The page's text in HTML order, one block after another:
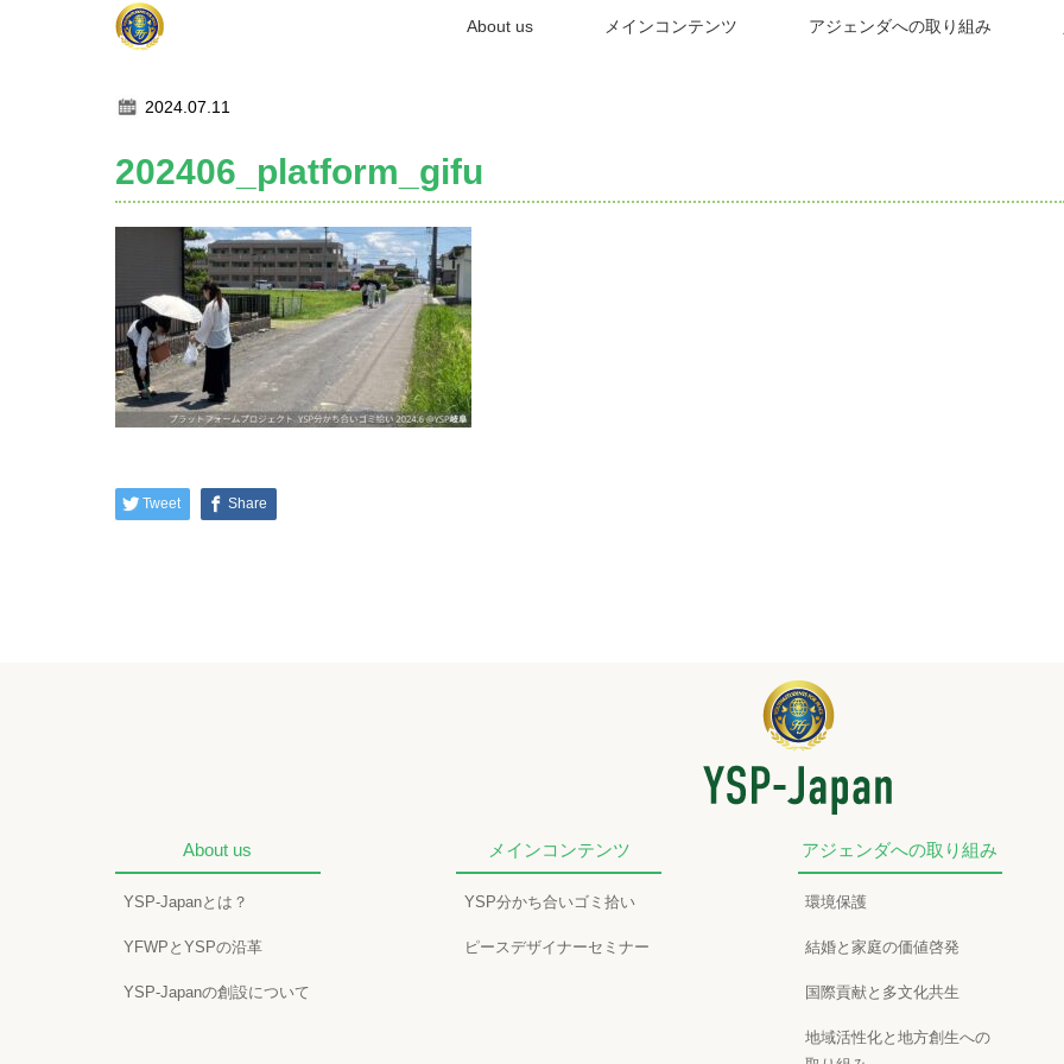
About us メインコンテンツ アジェンダへの取り組み
ホーム
2024.07.11
202406_platform_gifu
Tweet Share
About us
YSP-Japanとは？
YFWPとYSPの沿革
YSP-Japanの創設について
メインコンテンツ
YSP分かち合いゴミ拾い
ピースデザイナーセミナー
アジェンダへの取り組み
環境保護
結婚と家庭の価値啓発
国際貢献と多文化共生
地域活性化と地方創生への